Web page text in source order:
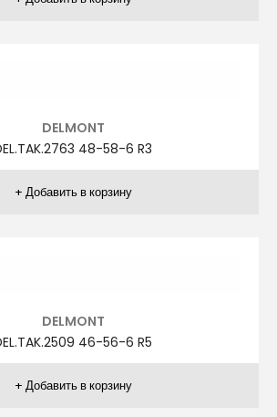
AGİBOSS
A.TAK.1260 66-72-6 R4
AGİBOSS
A.TAK.1260 66-72-6 R5